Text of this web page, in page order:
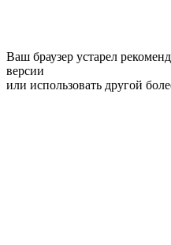
Ваш браузер устарел
версии
или использовать другой